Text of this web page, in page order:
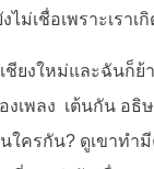
ไม่เชื่อเพราะเรา
ชียงใหม่และฉันก็
เพลง เต้นกัน อธิ
นใครกัน? ดูเขาท